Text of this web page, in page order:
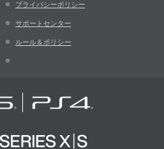
プライバシーポリシー
サポートセンター
ルール＆ポリシー